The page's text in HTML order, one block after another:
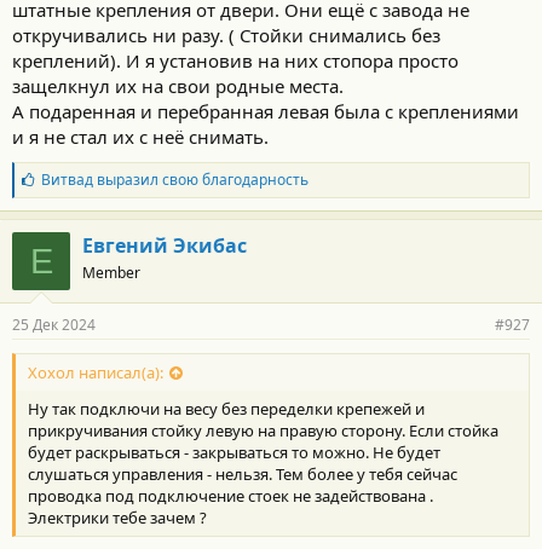
и
штатные крепления от двери. Они ещё с завода не
откручивались ни разу. ( Стойки снимались без
креплений). И я установив на них стопора просто
защелкнул их на свои родные места.
А подаренная и перебранная левая была с креплениями
и я не стал их с неё снимать.
Б
л
а
г
о
д
а
н
о
с
и
:
Витвадвыразил свою благодарность
Е Евгений Экибас
Member
25 Дек 2024 #927
Хохол написал(а):
Ну так подключи на весу без переделки крепежей и
прикручивания стойку левую на правую сторону. Если стойка
будет раскрываться - закрываться то можно. Не будет
слушаться управления - нельзя. Тем более у тебя сейчас
проводка под подключение стоек не задействована .
Электрики тебе зачем ?